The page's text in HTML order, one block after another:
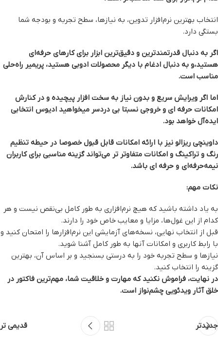
انتخاب بهترین نرم‌افزار تدوین، به نیازها، سطح تجربه و بودجه شما
بستگی دارد.
اگر به دنبال قدرتمندترین و دقیق‌ترین ابزار برای کارهای حرفه‌ای
هستید،و به دنبال ادغام با دیگر محصولات ادوبی هستید، پریمیر راه‌حلی
مناسب است.
اما اگر ویرایش سریع و بدون نیاز به سخت افزار پیچیده و در کنارش
امکانات حرفه ای و خروجی نسبتا بی دردسر میخواهید ادیوس انتخابی
ایده‌آل خواهد بود.
داوینچی ریزالو نیز با ارائه امکانات قابل قبول خصوصا در حیطه تنظیم
رنگ و تراکینگ و امکانات متفاوتر تر می‌تواند گزینه مناسبی برای کاربران
نیمه‌حرفه‌ای و حرفه ای باشد.
نکات مهم:
به یاد داشته باشید که هیچ نرم‌افزاری به طور کامل بی‌نقص نیست و هر
کدام از این غول‌ها، مزایا و معایب خاص خود را دارند.
قبل از انتخاب نهایی، نسخه‌های آزمایشی این نرم‌افزارها را امتحان کنید و
با رابط کاربری و امکانات آنها به طور کامل آشنا شوید.
نیازها و سطح تجربه خود را به درستی بسنجید و بر اساس آن، بهترین
گزینه را انتخاب کنید.
در نهایت، فراموش نکنید که مهارت و خلاقیت شما، مهم‌ترین فاکتور در
خلق آثار ویدئویی چشم‌نواز است.
جدیدتر قدیمی تر